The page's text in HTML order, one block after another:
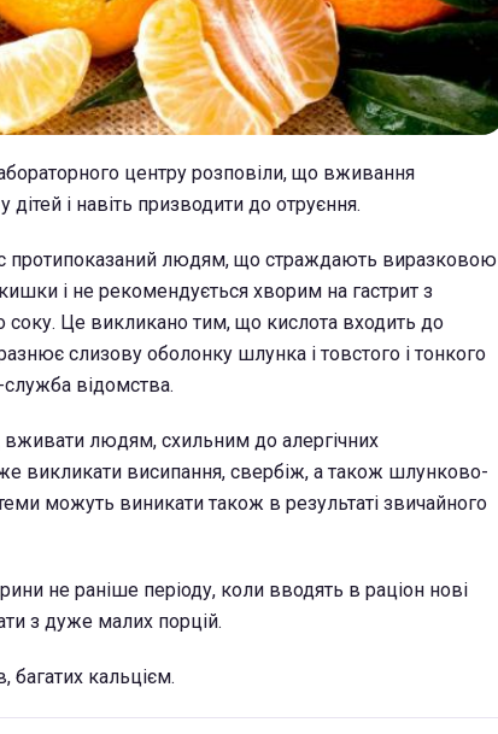
центру розповіли, що вживання
і навіть призводити до отруєння.
протипоказаний людям, що страждають виразковою
і не рекомендується хворим на гастрит з
Це викликано тим, що кислота входить до
слизову оболонку шлунка і товстого і тонкого
служба відомства.
людям, схильним до алергічних
викликати висипання, свербіж, а також шлунково-
можуть виникати також в результаті звичайного
не раніше періоду, коли вводять в раціон нові
з дуже малих порцій.
багатих кальцієм.